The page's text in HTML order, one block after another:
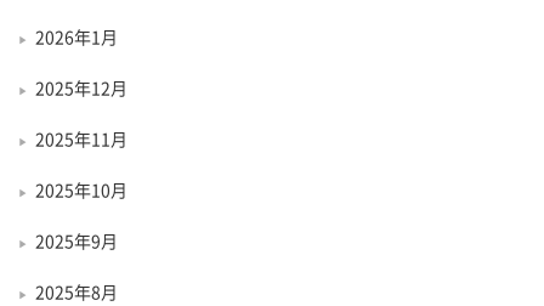
2026年1月
2025年12月
2025年11月
2025年10月
2025年9月
2025年8月